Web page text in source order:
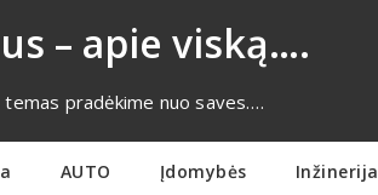
– apie viską….
temas pradėkime nuo saves….
AUTO Įdomybės Inžinerija